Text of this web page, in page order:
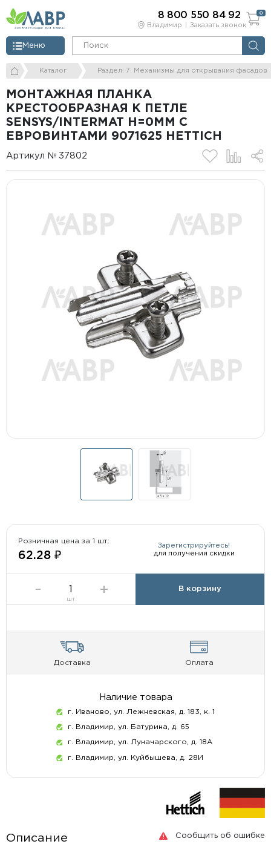
Владимир Заказать звонок
Меню
8 800 550 84 92 0
Каталог Раздел: 7. Механизмы для открывания фасадов
МОНТАЖНАЯ ПЛАНКА
КРЕСТООБРАЗНАЯ К ПЕТЛЕ
SENSYS/INTERMAT Н=0ММ С
ЕВРОВИНТАМИ 9071625 HETTICH
Артикул № 37802
Розничная цена за 1 шт:
62.28 ₽
Зарегистрируйтесь!
для получения скидки
шт
В корзину
Доставка Оплата
Наличие товара
г. Иваново, ул. Лежневская, д. 183, к. 1
г. Владимир, ул. Батурина, д. 65
г. Владимир, ул. Луначарского, д. 18А
г. Владимир, ул. Куйбышева, д. 28И
Сообщить об ошибке
Описание